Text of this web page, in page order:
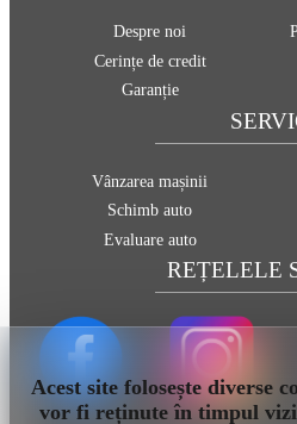
Acest site folosește diverse
vor fi reținute în timpul
Vânzarea mașinii
Schimb auto
Evaluare auto
Despre noi
Cerințe de credit
Garanție
REȚELELE